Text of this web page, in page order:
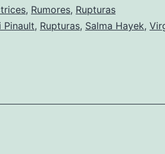
, Rumores, Rupturas
Pinault, Rupturas, Salma Hayek,